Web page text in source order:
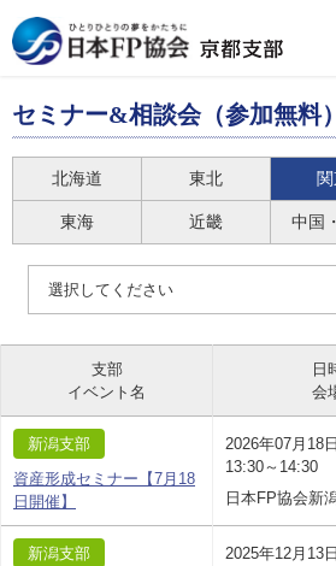
セミナー&相談会（参加無料）
北海道 東北
東海 近畿 中国
選択してください
支部
イベント名
日
会
新潟支部
資産形成セミナー【7月18
日開催】
2026年07月18日
13:30～14:30
日本FP協会新
新潟支部
2025年12月13日